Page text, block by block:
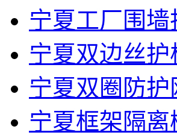
宁夏工厂围墙
宁夏双边丝护
宁夏双圈防护
宁夏框架隔离